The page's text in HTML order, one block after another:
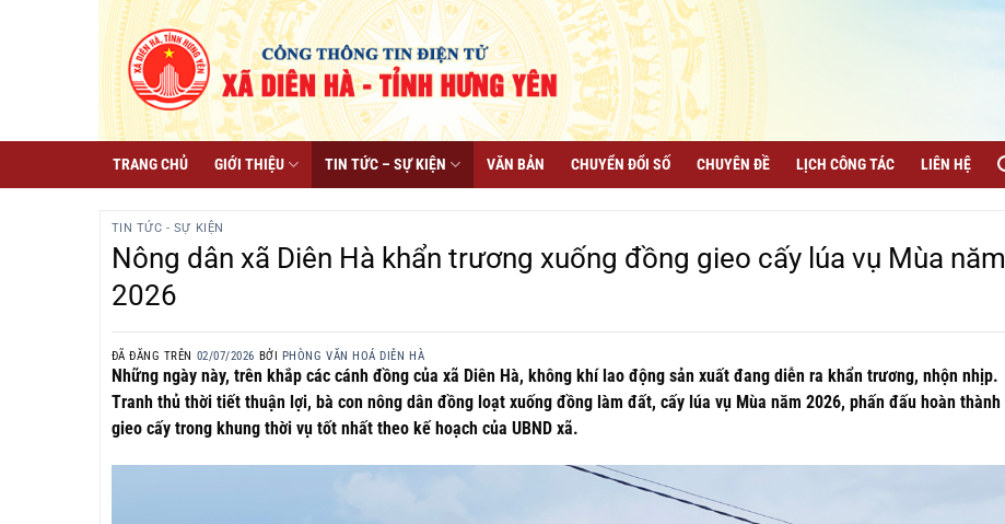
TRANG CHỦ GIỚI THIỆU TIN TỨC – SỰ KIỆN VĂN BẢN CHUYỂN ĐỔI SỐ CHUYÊN ĐỀ LỊCH CÔNG TÁC LIÊN HỆ
TIN TỨC - SỰ KIỆN
Nông dân xã Diên Hà khẩn trương xuống đồng gieo cấy lúa vụ Mùa năm
2026
ĐÃ ĐĂNG TRÊN 02/07/2026 BỞI PHÒNG VĂN HOÁ DIÊN HÀ
Những ngày này, trên khắp các cánh đồng của xã Diên Hà, không khí lao động sản xuất đang diễn ra khẩn trương, nhộn nhịp.
Tranh thủ thời tiết thuận lợi, bà con nông dân đồng loạt xuống đồng làm đất, cấy lúa vụ Mùa năm 2026, phấn đấu hoàn thành
gieo cấy trong khung thời vụ tốt nhất theo kế hoạch của UBND xã.